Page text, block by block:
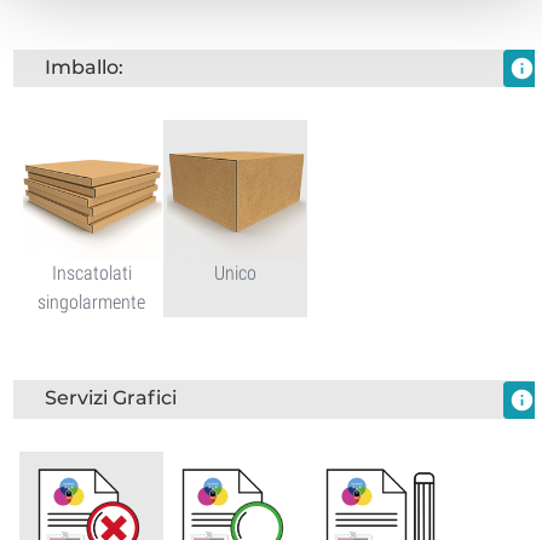
Imballo: info
Inscatolati
singolarmente
Unico
Servizi Grafici info